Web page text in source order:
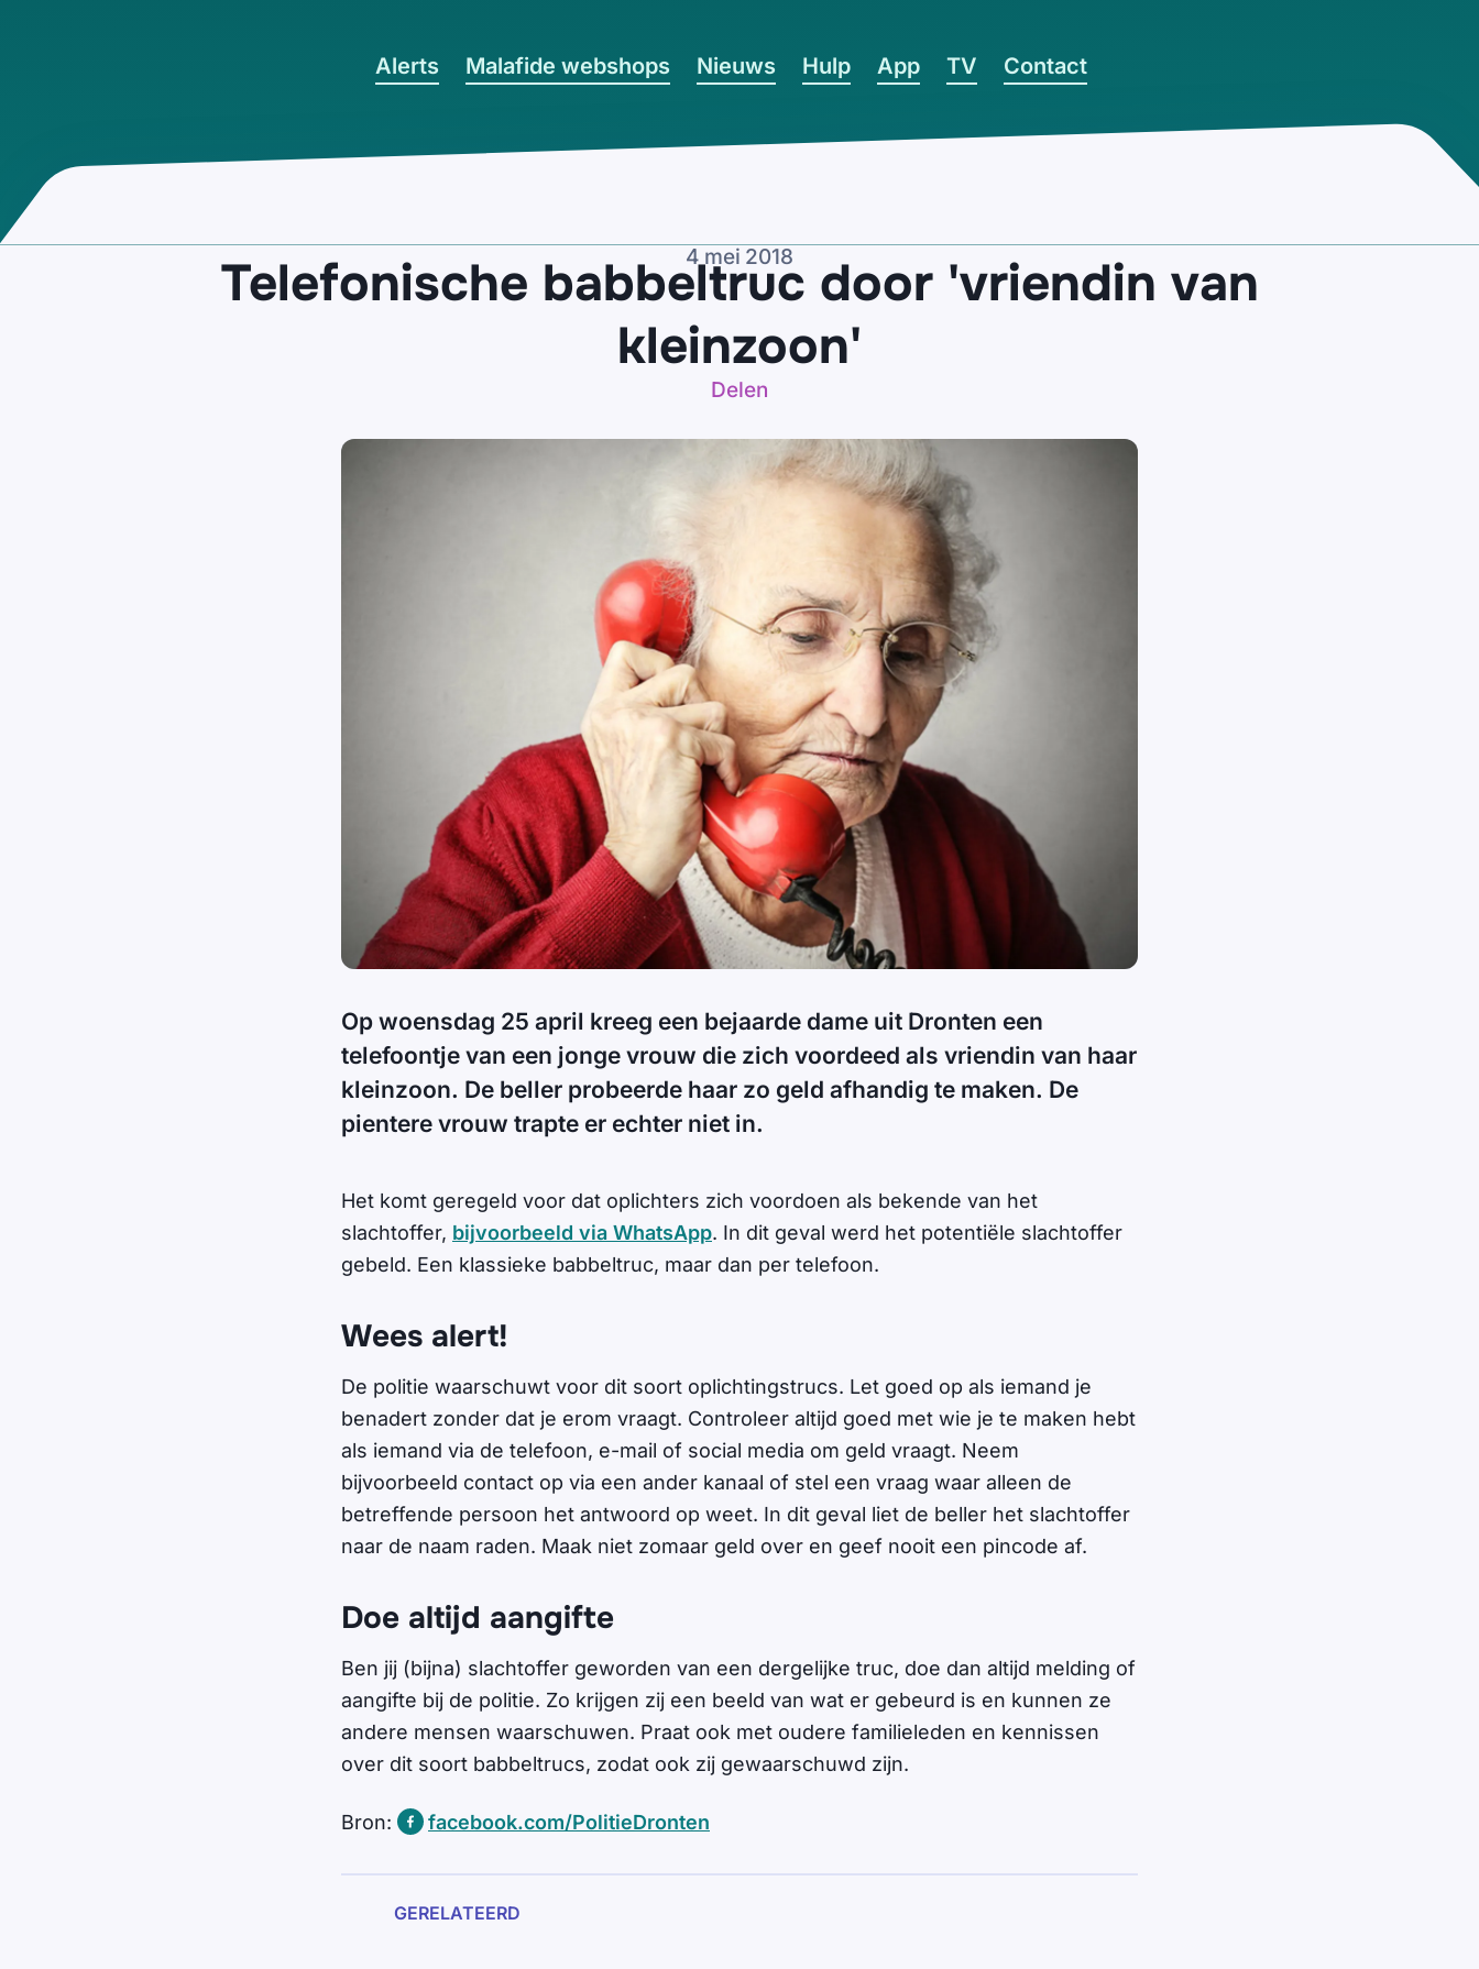
Alerts Malafide webshops Nieuws Hulp App TV Contact
4 mei 2018
Telefonische babbeltruc door 'vriendin van
kleinzoon'
Delen
Op woensdag 25 april kreeg een bejaarde dame uit Dronten een
telefoontje van een jonge vrouw die zich voordeed als vriendin van haar
kleinzoon. De beller probeerde haar zo geld afhandig te maken. De
pientere vrouw trapte er echter niet in.
Het komt geregeld voor dat oplichters zich voordoen als bekende van het
slachtoffer, bijvoorbeeld via WhatsApp. In dit geval werd het potentiële slachtoffer
gebeld. Een klassieke babbeltruc, maar dan per telefoon.
Wees alert!
De politie waarschuwt voor dit soort oplichtingstrucs. Let goed op als iemand je
benadert zonder dat je erom vraagt. Controleer altijd goed met wie je te maken hebt
als iemand via de telefoon, e-mail of social media om geld vraagt. Neem
bijvoorbeeld contact op via een ander kanaal of stel een vraag waar alleen de
betreffende persoon het antwoord op weet. In dit geval liet de beller het slachtoffer
naar de naam raden. Maak niet zomaar geld over en geef nooit een pincode af.
Doe altijd aangifte
Ben jij (bijna) slachtoffer geworden van een dergelijke truc, doe dan altijd melding of
aangifte bij de politie. Zo krijgen zij een beeld van wat er gebeurd is en kunnen ze
andere mensen waarschuwen. Praat ook met oudere familieleden en kennissen
over dit soort babbeltrucs, zodat ook zij gewaarschuwd zijn.
Bron: facebook.com/PolitieDronten
GERELATEERD